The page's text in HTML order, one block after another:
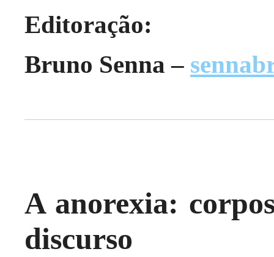
Editoração:
Bruno Senna –
A anorexia:
discurso